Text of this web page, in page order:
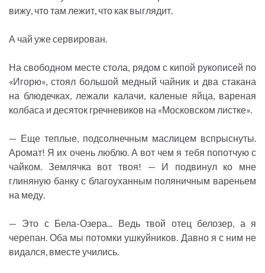
вижу, что там лежит, что как выглядит.
А чай уже сервирован.
На свободном месте стола, рядом с кипой рукописей по
«Игорю», стоял большой медный чайник и два стакана
на блюдечках, лежали калачи, каленые яйца, вареная
колбаса и десяток гречневиков на «Московском листке».
— Еще теплые, подсолнечным маслицем вспрыснуты.
Аромат! Я их очень люблю. А вот чем я тебя попотчую с
чайком. Землячка вот твоя! — И подвинул ко мне
глиняную банку с благоуханным поляничным вареньем
на меду.
— Это с Бела-Озера... Ведь твой отец белозер, а я
черепан. Оба мы потомки ушкуйников. Давно я с ним не
видался, вместе учились.